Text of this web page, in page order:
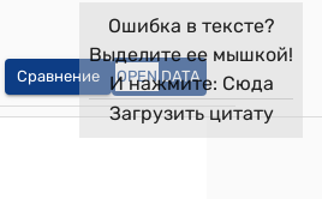
Сравнение OPEN DATA
Ошибка в тексте?
Выделите ее мышкой!
И нажмите: Сюда
Загрузить цитату